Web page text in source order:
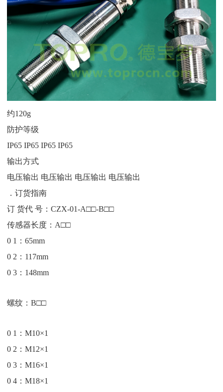
约120g
防护等级
IP65 IP65 IP65 IP65
输出方式
电压输出 电压输出 电压输出 电压输出
．订货指南
订 货代 号：CZX-01-A□□-B□□
传感器长度：A□□
0 1：65mm
0 2：117mm
0 3：148mm
螺纹：B□□
0 1：M10×1
0 2：M12×1
0 3：M16×1
0 4：M18×1